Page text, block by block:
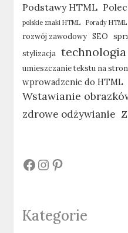
Podstawy HTML
polskie znaki HTML Porady HTML
rozwój zawodowy SEO
stylizacja technologia
umieszczanie tekstu na
wprowadzenie do HTML
Wstawianie
zdrowe odżywianie
# # #
Kategorie